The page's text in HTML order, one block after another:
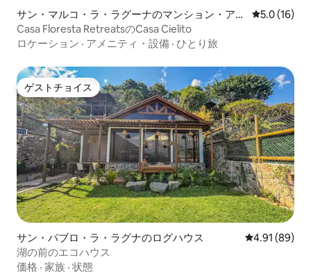
サン・マルコ・ラ・ラグーナのマンション・アパ
ート
レビュー16
5.0 (16)
Casa Floresta RetreatsのCasa Cielito
ロケーション · アメニティ・設備 · ひとり旅
ゲストチョイス
ゲストチョイス
サン・パブロ・ラ・ラグナのログハウス レビュー89
4.91 (89)
湖の前のエコハウス
価格 · 家族 · 状態